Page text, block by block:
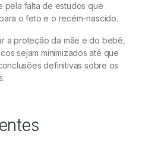
pela falta de estudos que
o feto e o recém-nascido.
a proteção da mãe e do bebê,
sejam minimizados até que
definitivas sobre os